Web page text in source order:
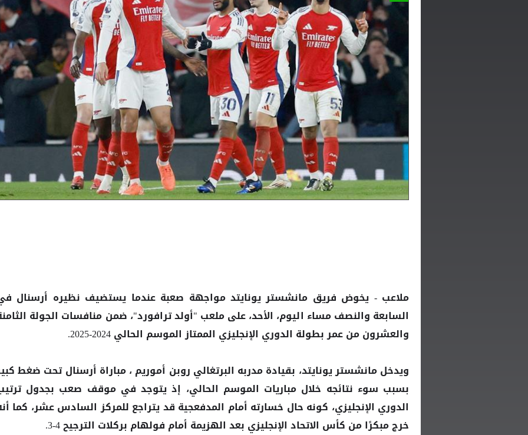
ملاعب - يخوض فريق مانشستر يونايتدمواجهة صعبة عندما يستضيف نظيره أرسنال
السابعة والنصف مساء اليوم، الأحد، على ملعب "أولد ترافورد"، ضمن منافسات الجولة
والعشرون من عمر بطولة الدوري الإنجليزي الممتاز الموسم الحالي 2024-2025.
ويدخل مانشستر يونايتد، بقيادة مدربه البرتغالي روبن أموريم ، مباراة أرسنال تحت ضغط
بسبب سوء نتائجه خلال مباريات الموسم الحالي، إذ يتوجد في موقف صعب بجدول
الدوري الإنجليزي، كونه حال خسارته أمام المدفعجية قد يتراجع للمركز السادس عشر، كما
خرج مبكرًا من كأس الاتحاد الإنجليزي بعد الهزيمة أمام فولهام بركلات الترجيح 4-3.